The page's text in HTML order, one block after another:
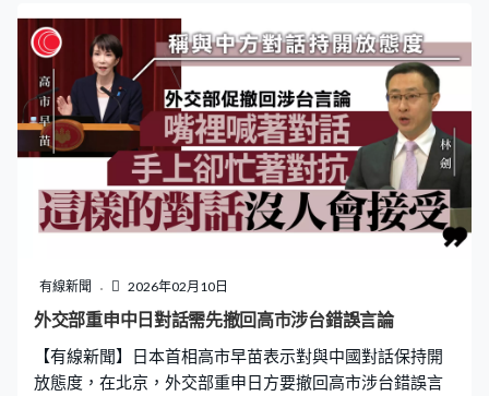
橋，原定今年年初通車，不過美國總統特朗普在社交平台
發文威脅不會容許大橋通車，除非加拿大作出充分補償、
尊重且公平看待美國。他花大篇幅列出對加拿大的不滿，
指加拿大多年來處處佔美國便宜，又抵制美國酒品及向奶
類製品加徵關稅等，要求立即展開談判並獲分大橋至少一
半產權。加拿大溫莎市長迪爾肯斯批評特朗普的說法荒
謬。 在2012年，時任密歇根州州長斯奈德行使行政權力，
繞過立法程序和加拿大聯邦交通部長勒貝爾簽署合作協
議，大橋將由加拿大和密歇根州政府共同擁有，建造、營
任期曾力撐項目是兩國經濟的重要連結，工程延至2018年
動工，最先預計成本為9.5億美元，但加拿大最終耗資近64
億美元，並以著名冰球運動員戈迪豪命名。預期通車後可
紓緩美加之間的貨車車流，減省至少20分鐘行車時間。
有線新聞 2026年02月10日
外交部重申中日對話需先撤回高市涉台錯誤言論
【有線新聞】日本首相高市早苗表示對與中國對話保持開
放態度，在北京，外交部重申日方要撤回高市涉台錯誤言